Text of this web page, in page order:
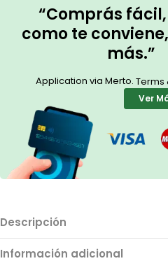
“Comprás
como te
más.”
Application via Merto. Terms
Ver
Descripción
Información adicional